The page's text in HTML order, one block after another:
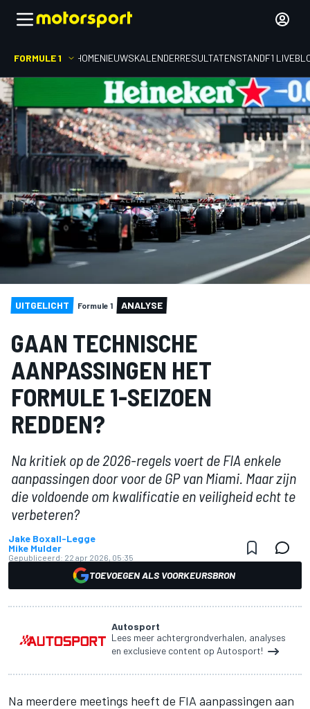
FORMULE 1 HOMENIEUWSKALENDERRESULTATENSTANDF1
UITGELICHT Formule 1 ANALYSE
GAAN TECHNISCHE
AANPASSINGEN HET
FORMULE 1-SEIZOEN
REDDEN?
Na kritiek op de 2026-regels voert de FIA enkele
aanpassingen door voor de GP van Miami. Maar zijn
die voldoende om kwalificatie en veiligheid echt te
verbeteren?
Jake Boxall-Legge
Mike Mulder
Gepubliceerd: 22 apr 2026, 05:35
TOEVOEGEN ALS VOORKEURSBRON
Autosport
Lees meer achtergrondverhalen, analyses
en exclusieve content op Autosport!
Na meerdere meetings heeft de FIA aanpassingen aan